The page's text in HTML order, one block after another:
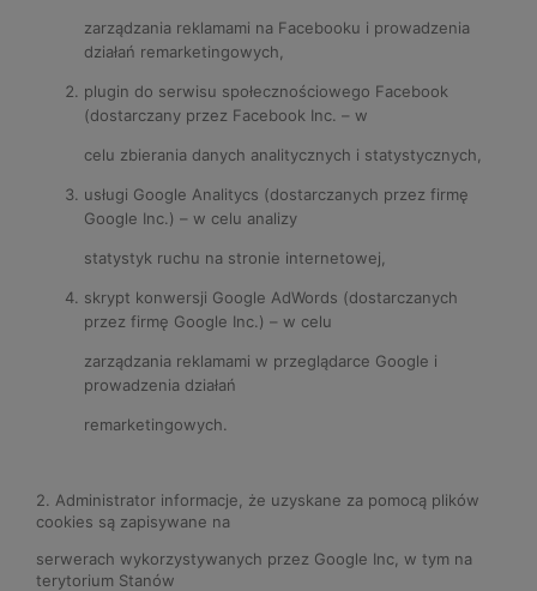
zarządzania reklamami na Facebooku i prowadzenia
działań remarketingowych,
plugin do serwisu społecznościowego Facebook
(dostarczany przez Facebook Inc. – w
celu zbierania danych analitycznych i statystycznych,
usługi Google Analitycs (dostarczanych przez firmę
Google Inc.) – w celu analizy
statystyk ruchu na stronie internetowej,
skrypt konwersji Google AdWords (dostarczanych
przez firmę Google Inc.) – w celu
zarządzania reklamami w przeglądarce Google i
prowadzenia działań
remarketingowych.
2. Administrator informacje, że uzyskane za pomocą plików
cookies są zapisywane na
serwerach wykorzystywanych przez Google Inc, w tym na
terytorium Stanów